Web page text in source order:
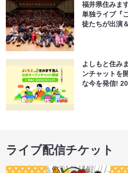
福井県住みま
単独ライブ『
徒たちが出演
よしもと住み
ンチャットを
な今を発信!
ライブ配信チケット